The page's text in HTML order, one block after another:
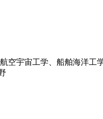
空宇宙工学、船舶海洋工